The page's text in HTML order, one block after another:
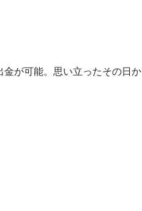
が可能。思い立ったその日か